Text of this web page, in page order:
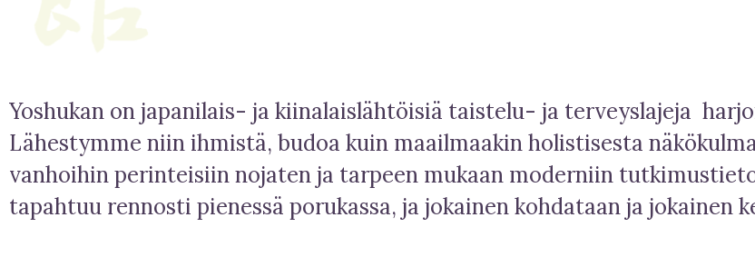
Yoshukan on japanilais- ja kiinalaislähtöisiä taistelu- ja terveyslajeja
Lähestymme niin ihmistä, budoa kuin maailmaakin holistisesta
vanhoihin perinteisiin nojaten ja tarpeen mukaan moderniin
tapahtuu rennosti pienessä porukassa, ja jokainen kohdataan ja jokainen